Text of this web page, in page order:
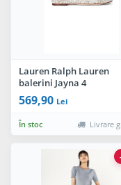
Lauren Ralph Lauren
balerini Jayna 4
569,90 Lei
În stoc Livrare